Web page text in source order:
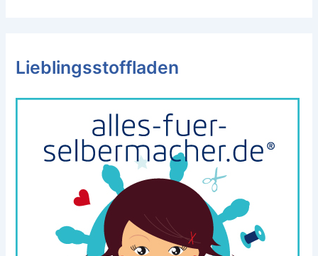
Lieblingsstoffladen